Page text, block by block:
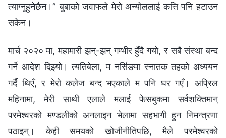
त्याग्नुहुनेछैन।” बुबाको जवाफले मेरो अन्योललाई कत्ति पनि हटाउन
सकेन।
मार्च २०२० मा, महामारी झन्-झन् गम्भीर हुँदै गयो, र सबै संस्था बन्द
गर्ने आदेश दिइयो। त्यतिबेला, म नर्सिङमा स्नातक तहको अध्ययन
गर्दै थिएँ, र मेरो कलेज बन्द भएकाले म पनि घर गएँ। अप्रिल
महिनामा, मेरी साथी एलाले मलाई फेसबुकमा सर्वशक्तिमान्‌
परमेश्‍वरको मण्डलीको अनलाइन भेलामा सहभागी हुन निमन्त्रणा
पठाइन्। केही समयको खोजीनीतिपछि, मैले परमेश्‍वरको